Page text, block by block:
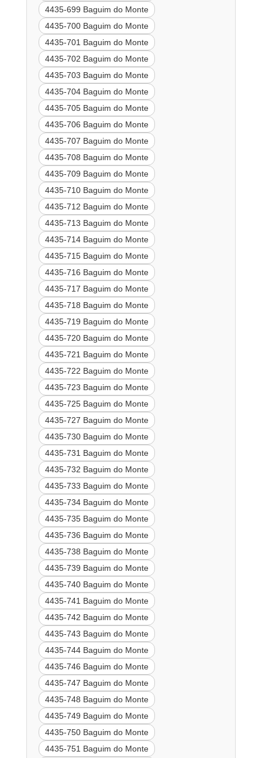
4435-699 Baguim do Monte
4435-700 Baguim do Monte
4435-701 Baguim do Monte
4435-702 Baguim do Monte
4435-703 Baguim do Monte
4435-704 Baguim do Monte
4435-705 Baguim do Monte
4435-706 Baguim do Monte
4435-707 Baguim do Monte
4435-708 Baguim do Monte
4435-709 Baguim do Monte
4435-710 Baguim do Monte
4435-712 Baguim do Monte
4435-713 Baguim do Monte
4435-714 Baguim do Monte
4435-715 Baguim do Monte
4435-716 Baguim do Monte
4435-717 Baguim do Monte
4435-718 Baguim do Monte
4435-719 Baguim do Monte
4435-720 Baguim do Monte
4435-721 Baguim do Monte
4435-722 Baguim do Monte
4435-723 Baguim do Monte
4435-725 Baguim do Monte
4435-727 Baguim do Monte
4435-730 Baguim do Monte
4435-731 Baguim do Monte
4435-732 Baguim do Monte
4435-733 Baguim do Monte
4435-734 Baguim do Monte
4435-735 Baguim do Monte
4435-736 Baguim do Monte
4435-738 Baguim do Monte
4435-739 Baguim do Monte
4435-740 Baguim do Monte
4435-741 Baguim do Monte
4435-742 Baguim do Monte
4435-743 Baguim do Monte
4435-744 Baguim do Monte
4435-746 Baguim do Monte
4435-747 Baguim do Monte
4435-748 Baguim do Monte
4435-749 Baguim do Monte
4435-750 Baguim do Monte
4435-751 Baguim do Monte